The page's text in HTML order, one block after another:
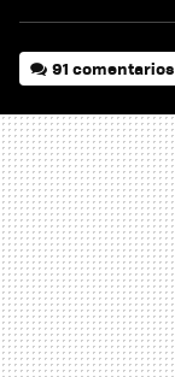
91 comentarios